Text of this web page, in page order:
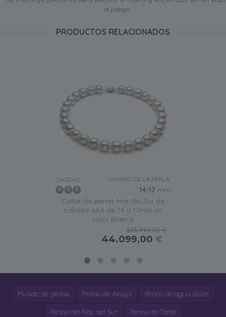
a juego.
PRODUCTOS RELACIONADOS
CALIDAD: TAMAÑO DE LA PERLA:
14-17 mm
Collar de perlas Mar del Sur de
calidad AAA de 14 a 17mm en
color Blanco
223.999,00 €
44.099,00 €
Mundo de perlas Perlas de Akoya Perlas de agua dulce
Perlas del Mar del Sur Perlas de Tahití